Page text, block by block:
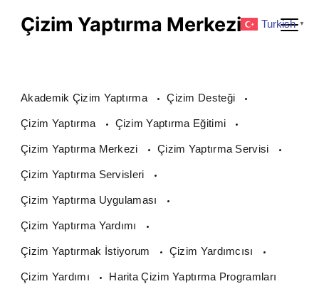
Çizim Yaptırma Merkezi
Akademik Çizim Yaptırma Çizim Desteği
Çizim Yaptırma Çizim Yaptırma Eğitimi
Çizim Yaptırma Merkezi Çizim Yaptırma Servisi
Çizim Yaptırma Servisleri
Çizim Yaptırma Uygulaması
Çizim Yaptırma Yardımı
Çizim Yaptırmak İstiyorum Çizim Yardımcısı
Çizim Yardımı Harita Çizim Yaptırma Programları
Turkish ▼